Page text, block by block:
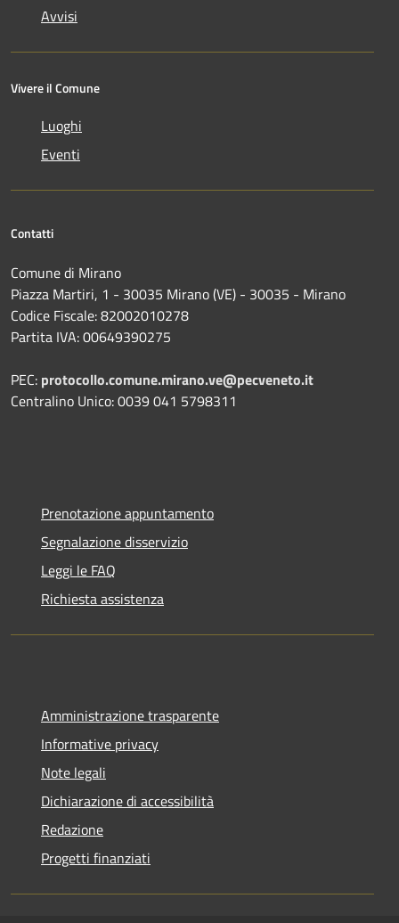
Avvisi
Vivere il Comune
Luoghi
Eventi
Contatti
Comune di Mirano
Piazza Martiri, 1 - 30035 Mirano (VE) - 30035 - Mirano
Codice Fiscale: 82002010278
Partita IVA: 00649390275
PEC: protocollo.comune.mirano.ve@pecveneto.it
Centralino Unico: 0039 041 5798311
Prenotazione appuntamento
Segnalazione disservizio
Leggi le FAQ
Richiesta assistenza
Amministrazione trasparente
Informative privacy
Note legali
Dichiarazione di accessibilità
Redazione
Progetti finanziati